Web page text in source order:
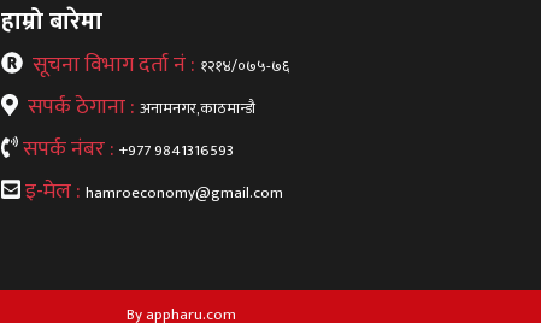
हाम्रो बारेमा
सूचना विभाग दर्ता नं : १२१४/०७५-७६
सपर्क ठेगाना : अनामनगर,काठमान्डौ
सपर्क नंबर : +977 9841316593
इ-मेल :hamroeconomy@gmail.com
By appharu.com